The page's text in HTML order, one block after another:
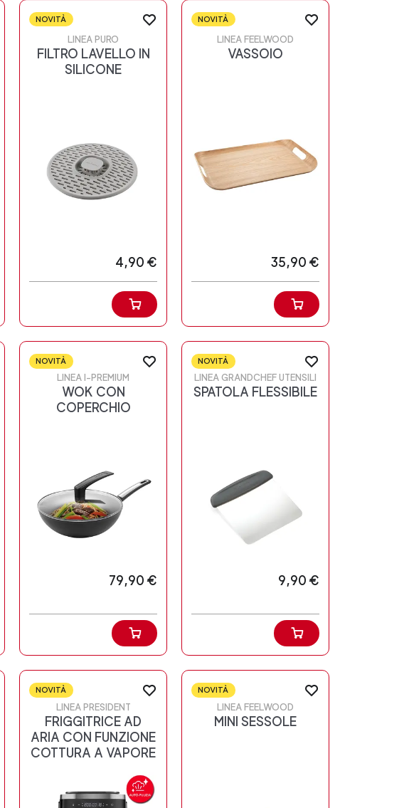
NOVITÀ
LINEA PURO
FILTRO LAVELLO IN
SILICONE
4,90 €
NOVITÀ
LINEA FEELWOOD
VASSOIO
35,90 €
NOVITÀ
LINEA I-PREMIUM
WOK CON
COPERCHIO
79,90 €
NOVITÀ
LINEA GRANDCHEF UTENSILI
SPATOLA FLESSIBILE
9,90 €
NOVITÀ
LINEA PRESIDENT
FRIGGITRICE AD
ARIA CON FUNZIONE
COTTURA A VAPORE
NOVITÀ
LINEA FEELWOOD
MINI SESSOLE